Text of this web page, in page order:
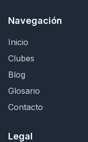
Navegación
Inicio
Clubes
Blog
Glosario
Contacto
Legal